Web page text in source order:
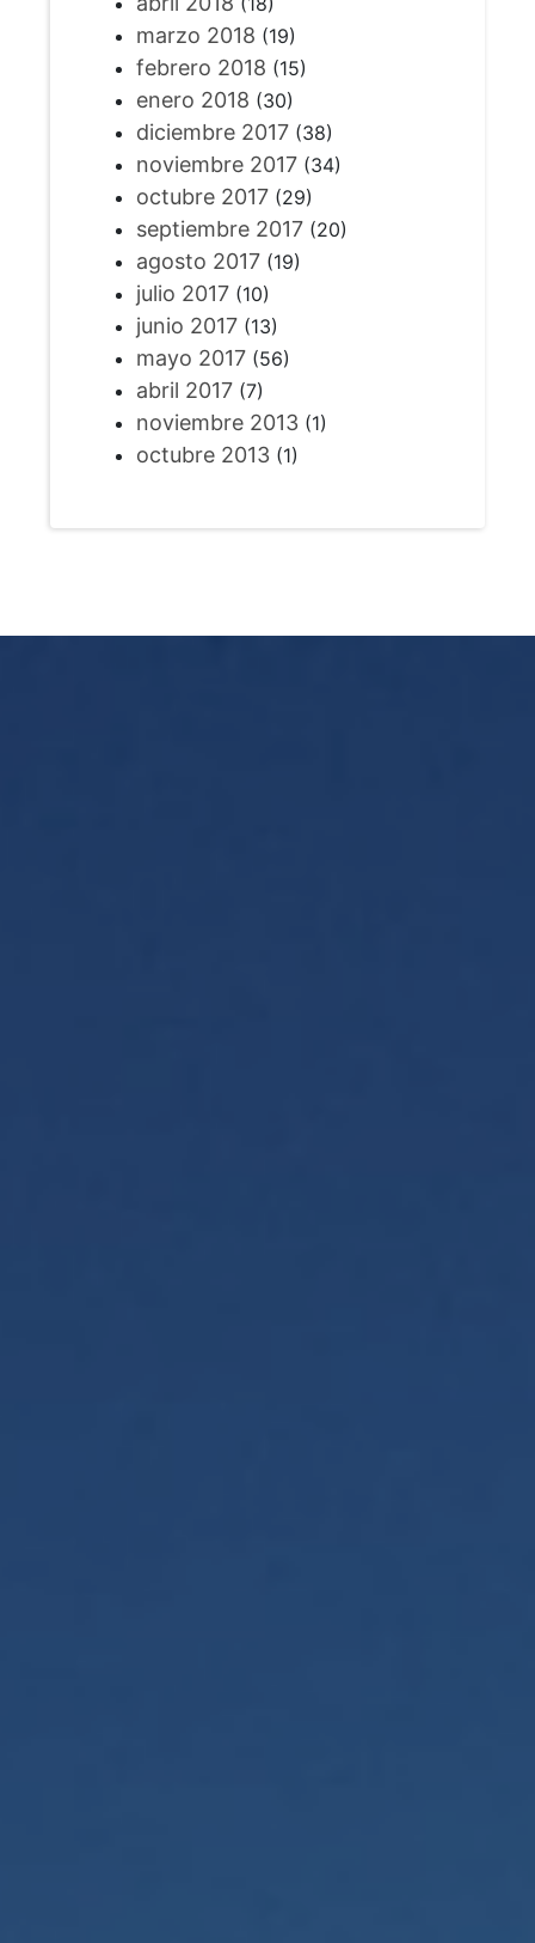
marzo 2018 (19)
febrero 2018 (15)
enero 2018 (30)
diciembre 2017(38)
noviembre 2017(34)
octubre 2017(29)
septiembre 2017(20)
agosto 2017(19)
julio 2017(10)
junio 2017(13)
mayo 2017(56)
abril 2017(7)
noviembre 2013(1)
octubre 2013(1)